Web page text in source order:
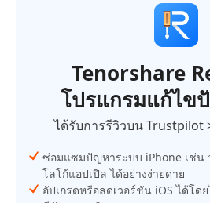
Tenorshare
โปรแกรมแก้ไข
ได้รับการรีวิวบน Trustpilot
ซ่อมแซมปัญหาระบบ iPhone เช่น
โลโก้แอปเปิล ได้อย่างง่ายดาย
อัปเกรดหรือลดเวอร์ชัน iOS ได้โด